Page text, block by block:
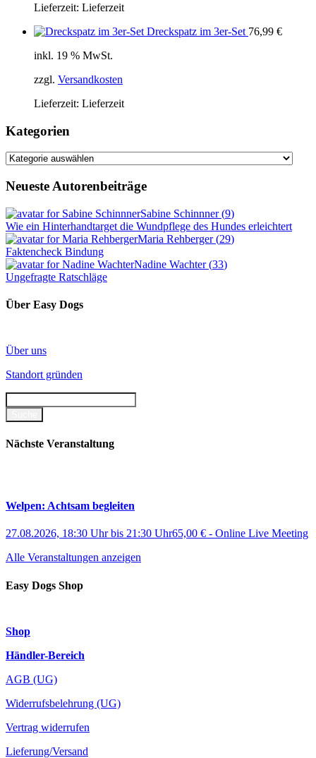
Lieferzeit: Lieferzeit
Dreckspatz im 3er-Set 76,99 €
inkl. 19 % MwSt.
zzgl. Versandkosten
Lieferzeit: Lieferzeit
Kategorien
Kategorien
Neueste Autorenbeiträge
Sabine Schinnner(9)
Wie ein Hinterhandtarget die Wundpflege des Hundes erleichtert
Maria Rehberger(29)
Faktencheck Bindung
Nadine Wachter(33)
Ungefragte Ratschläge
Über Easy Dogs
Über uns
Standort gründen
Nächste Veranstaltung
Welpen: Achtsam begleiten
27.08.2026, 18:30 Uhrbis 21:30 Uhr65,00 € - Online Live Meeting
Alle Veranstaltungen anzeigen
Easy Dogs Shop
Shop
Händler-Bereich
AGB (UG)
Widerrufsbelehrung (UG)
Vertrag widerrufen
Lieferung/Versand